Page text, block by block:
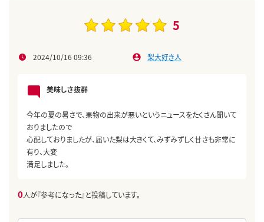
5
2024/10/16 09:36 梨大好き人
美味しさ抜群
今年の夏の暑さで、果物の出来が悪いというニュースをたくさん聞いて
おりましたので
心配しておりましたが、届いた梨は大きくて、みずみずしく甘さも非常に
有り、大変
満足しました。
0人が『参考になった』と投稿しています。